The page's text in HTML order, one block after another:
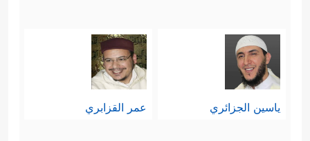
ياسين الجزائري عمر القزابري